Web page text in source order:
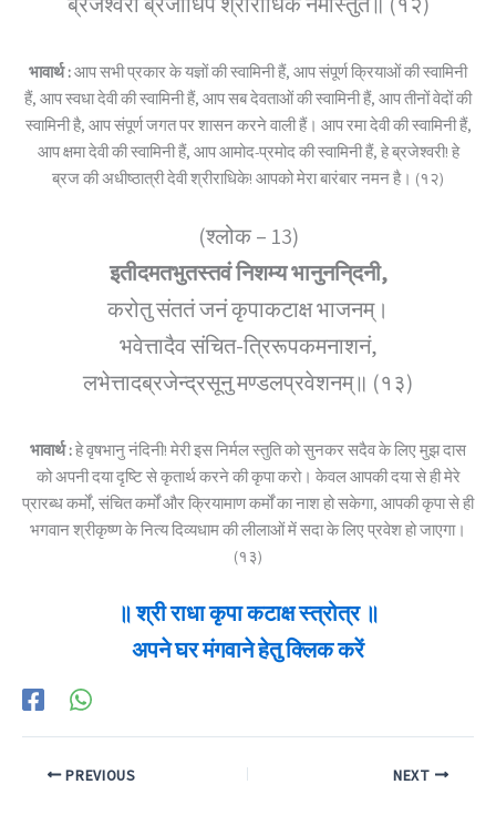
भावार्थ :आप सभी प्रकार के यज्ञों की स्वामिनी हैं, आप संपूर्ण क्रियाओं की स्वामिनी
हैं, आप स्वधा देवी की स्वामिनी हैं, आप सब देवताओं की स्वामिनी हैं, आप तीनों वेदों की
स्वामिनी है, आप संपूर्ण जगत पर शासन करने वाली हैं। आप रमा देवी की स्वामिनी हैं,
आप क्षमा देवी की स्वामिनी हैं, आप आमोद-प्रमोद की स्वामिनी हैं, हे ब्रजेश्वरी! हे
ब्रज की अधीष्ठात्री देवी श्रीराधिके! आपको मेरा बारंबार नमन है। (१२)
(श्लोक – 13)
इतीदमतभुतस्तवं निशम्य भानुननि्दनी,
करोतु संततं जनं कृपाकटाक्ष भाजनम्।
भवेत्तादैव संचित-त्रिरूपकमनाशनं,
लभेत्तादब्रजेन्द्रसूनु मण्डलप्रवेशनम्॥ (१३)
भावार्थ :हे वृषभानु नंदिनी! मेरी इस निर्मल स्तुति को सुनकर सदैव के लिए मुझ दास
को अपनी दया दृष्टि से कृतार्थ करने की कृपा करो। केवल आपकी दया से ही मेरे
प्रारब्ध कर्मों, संचित कर्मों और क्रियामाण कर्मों का नाश हो सकेगा, आपकी कृपा से ही
भगवान श्रीकृष्ण के नित्य दिव्यधाम की लीलाओं में सदा के लिए प्रवेश हो जाएगा।
(१३)
॥ श्री राधा कृपा कटाक्ष स्त्रोत्र ॥
अपने घर मंगवाने हेतु क्लिक करें
PREVIOUS NEXT